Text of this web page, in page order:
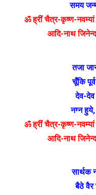
समय
ॐ ह्रीं चैत्र-कृष्ण-नवम्यां
आदि-नाथ
तजा
चूँकि
देव-
नग्न हुये
ॐ ह्रीं चैत्र-कृष्ण-नवम्यां
आदि-नाथ
सार्थक
बैठे वैर